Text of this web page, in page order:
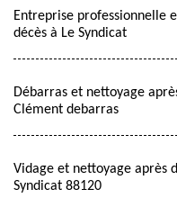
Entreprise professionnelle
décès à Le Syndicat
Débarras et nettoyage
Clément debarras
Vidage et nettoyage après
Syndicat 88120